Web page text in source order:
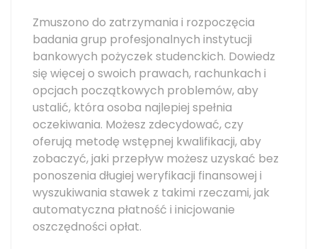
Zmuszono do zatrzymania i rozpoczęcia
badania grup profesjonalnych instytucji
bankowych pożyczek studenckich. Dowiedz
się więcej o swoich prawach, rachunkach i
opcjach początkowych problemów, aby
ustalić, która osoba najlepiej spełnia
oczekiwania. Możesz zdecydować, czy
oferują metodę wstępnej kwalifikacji, aby
zobaczyć, jaki przepływ możesz uzyskać bez
ponoszenia długiej weryfikacji finansowej i
wyszukiwania stawek z takimi rzeczami, jak
automatyczna płatność i inicjowanie
oszczędności opłat.